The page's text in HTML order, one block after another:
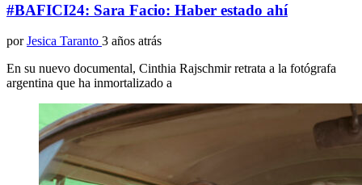
#BAFICI24: Sara Facio: Haber estado ahí
por Jesica Taranto 3 años atrás
En su nuevo documental, Cinthia Rajschmir retrata a la fotógrafa
argentina que ha inmortalizado a